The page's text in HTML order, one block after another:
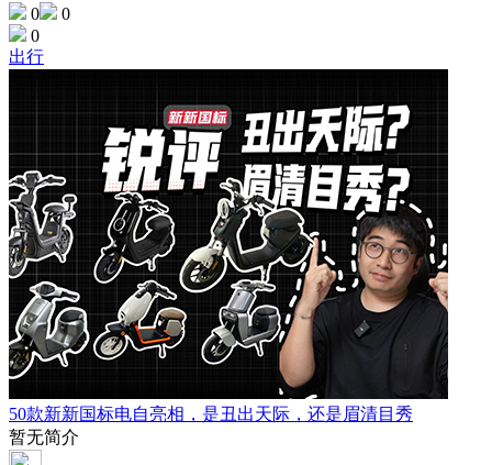
0
0
0
出行
50款新新国标电自亮相，是丑出天际，还是眉清目秀
暂无简介